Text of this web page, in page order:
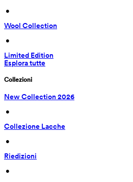
•
Wool Collection
•
Limited Edition
Esplora tutte
Collezioni
New Collection 2026
•
Collezione Lacche
•
Riedizioni
•